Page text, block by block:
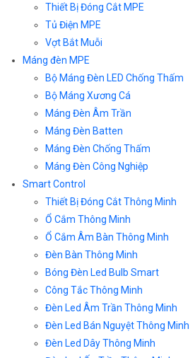
Thiết Bị Đóng Cắt MPE
Tủ Điện MPE
Vợt Bắt Muỗi
Máng đèn MPE
Bộ Máng Đèn LED Chống Thấm
Bộ Máng Xương Cá
Máng Đèn Âm Trần
Máng Đèn Batten
Máng Đèn Chống Thấm
Máng Đèn Công Nghiệp
Smart Control
Thiết Bị Đóng Cắt Thông Minh
Ổ Cắm Thông Minh
Ổ Cắm Âm Bàn Thông Minh
Đèn Bàn Thông Minh
Bóng Đèn Led Bulb Smart
Công Tắc Thông Minh
Đèn Led Âm Trần Thông Minh
Đèn Led Bán Nguyệt Thông Minh
Đèn Led Dây Thông Minh